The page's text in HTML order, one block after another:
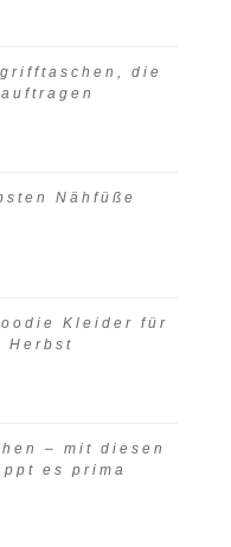
die
Nähfüße
Kleider für
Herbst
– mit diesen
es prima